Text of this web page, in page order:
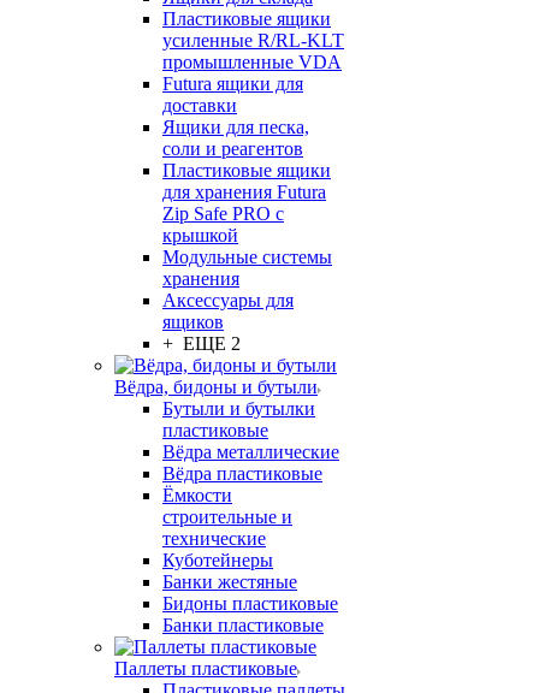
Пластиковые ящики
усиленные R/RL-KLT
промышленные VDA
Futura ящики для
доставки
Ящики для песка,
соли и реагентов
Пластиковые ящики
для хранения Futura
Zip Safe PRO с
крышкой
Модульные системы
хранения
Аксессуары для
ящиков
+ ЕЩЕ 2
Вёдра, бидоны и бутыли
Бутыли и бутылки
пластиковые
Вёдра металлические
Вёдра пластиковые
Ёмкости
строительные и
технические
Куботейнеры
Банки жестяные
Бидоны пластиковые
Банки пластиковые
Паллеты пластиковые